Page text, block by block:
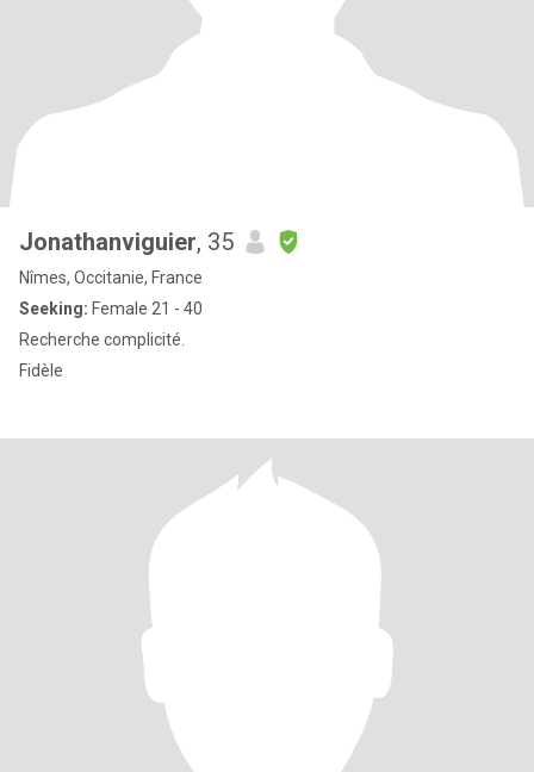
Jonathanviguier, 35
Nîmes, Occitanie, France
Seeking: Female 21 - 40
Recherche complicité.
Fidèle